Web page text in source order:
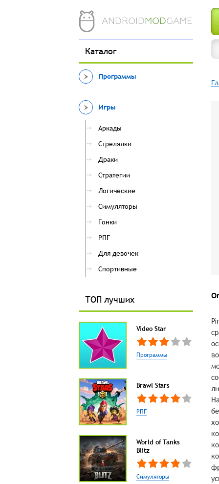
ANDROIDMODGAME
Каталог
Программы
Игры
Аркады
Стрелялки
Драки
Стратегии
Логические
Симуляторы
Гонки
РПГ
Для девочек
Спортивные
ТОП лучших
Video Star
Программы
Brawl Stars
РПГ
World of Tanks
Blitz
Симуляторы